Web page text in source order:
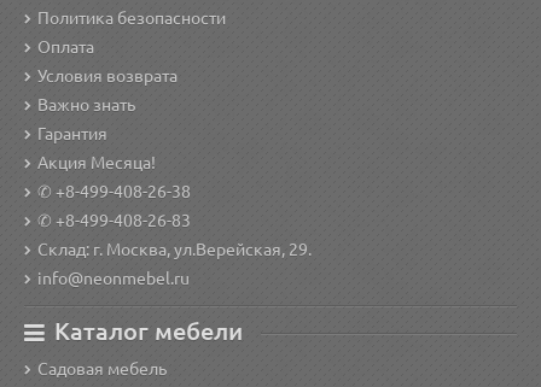
Политика безопасности
Оплата
Условия возврата
Важно знать
Гарантия
Акция Месяца!
✆ +8-499-408-26-38
✆ +8-499-408-26-83
Склад: г. Москва, ул.Верейская, 29.
info@neonmebel.ru
Каталог мебели
Садовая мебель